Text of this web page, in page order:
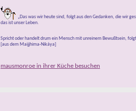
„Das was wir heute sind, folgt aus den Gedanken, die wir
das ist unser Leben.
Spricht oder handelt drum ein Mensch mit unreinem Bewußtsein,
[aus dem Maijjhima-Nikáya]
mausmonroe in ihrer Küche besuchen